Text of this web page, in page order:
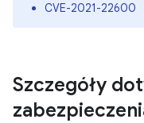
CVE-2021-22600
Szczegóły